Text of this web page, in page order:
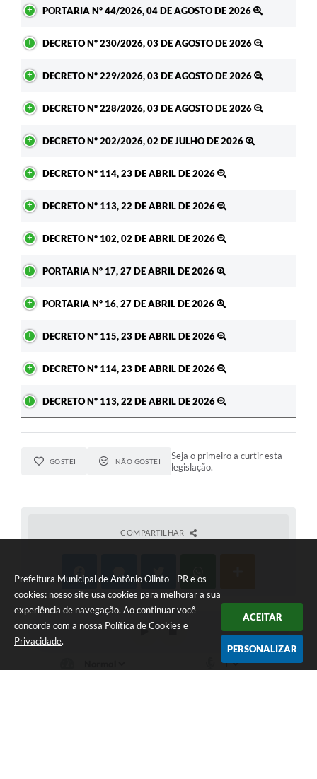
Prefeitura Municipal de Antônio Olinto - PR e os
cookies: nosso site usa cookies para melhorar a sua
experiência de navegação. Ao continuar você
concorda com a nossa Política de Cookies e
Privacidade.
ACEITAR
PERSONALIZAR
Regulamentação Governo Digital
Conselho Municipal
PORTARIA Nº 44/2026, 04 DE AGOSTO DE 2026
DECRETO Nº 230/2026, 03 DE AGOSTO DE 2026
DECRETO Nº 229/2026, 03 DE AGOSTO DE 2026
DECRETO Nº 228/2026, 03 DE AGOSTO DE 2026
DECRETO Nº 202/2026, 02 DE JULHO DE 2026
DECRETO Nº 114, 23 DE ABRIL DE 2026
DECRETO Nº 113, 22 DE ABRIL DE 2026
DECRETO Nº 102, 02 DE ABRIL DE 2026
PORTARIA Nº 17, 27 DE ABRIL DE 2026
PORTARIA Nº 16, 27 DE ABRIL DE 2026
DECRETO Nº 115, 23 DE ABRIL DE 2026
DECRETO Nº 114, 23 DE ABRIL DE 2026
DECRETO Nº 113, 22 DE ABRIL DE 2026
GOSTEI NÃO GOSTEI
Seja o primeiro a curtir esta
legislação.
COMPARTILHAR